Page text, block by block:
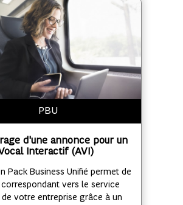
PBU
d'une annonce pour un
Interactif (AVI)
Pack Business Unifié permet de
vers le service
votre entreprise grâce à un